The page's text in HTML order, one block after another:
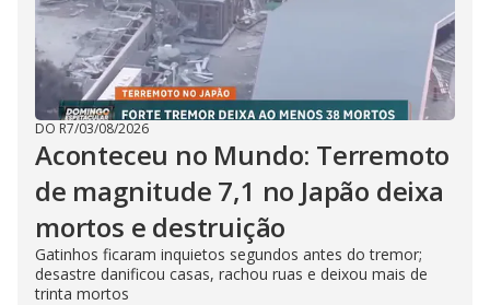
DO R7/03/08/2026
Aconteceu no Mundo: Terremoto
de magnitude 7,1 no Japão deixa
mortos e destruição
Gatinhos ficaram inquietos segundos antes do tremor;
desastre danificou casas, rachou ruas e deixou mais de
trinta mortos